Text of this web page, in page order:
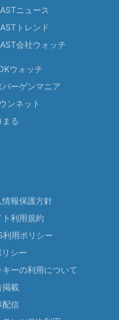
ニュース
トレンド
会社ウォッチ
ウォッチ
バーゲンマニア
ンネット
まる
情報保護方針
ト利用規約
利用ポリシー
リシー
キーの利用について
掲載
配信